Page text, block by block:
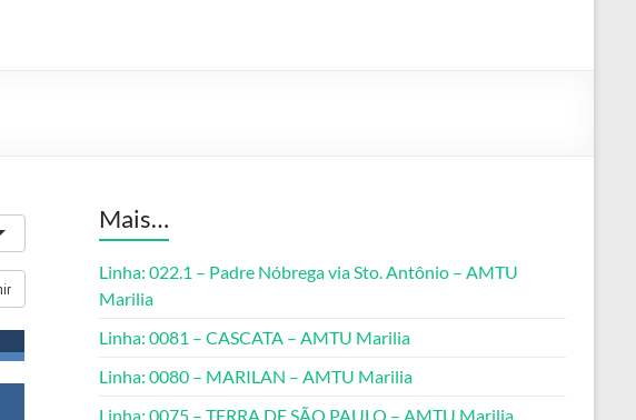
Mais…
Linha: 022.1 – Padre Nóbrega via Sto. Antônio – AMTU
Marilia
Linha: 0081 – CASCATA – AMTU Marilia
Linha: 0080 – MARILAN – AMTU Marilia
Linha: 0075 – TERRA DE SÃO PAULO – AMTU Marilia